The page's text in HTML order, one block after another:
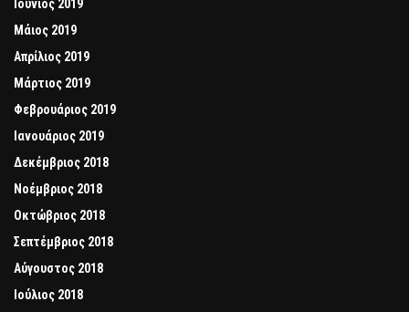
Ιούνιος 2019
Μάιος 2019
Απρίλιος 2019
Μάρτιος 2019
Φεβρουάριος 2019
Ιανουάριος 2019
Δεκέμβριος 2018
Νοέμβριος 2018
Οκτώβριος 2018
Σεπτέμβριος 2018
Αύγουστος 2018
Ιούλιος 2018